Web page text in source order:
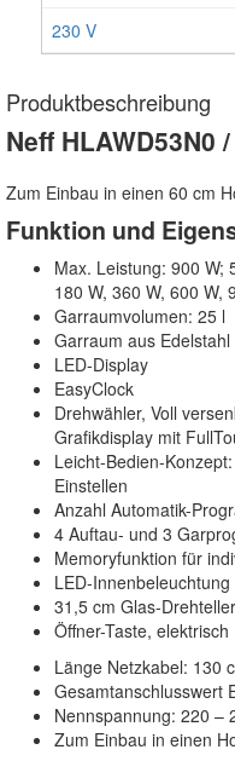
230 V
Produktbeschreibung
Neff HLAWD53N0
Zum Einbau in einen 60 cm
Funktion und
Max. Leistung: 900 W;
180 W, 360 W, 600 W,
Garraumvolumen: 25 l
Garraum aus Edelstahl
LED-Display
EasyClock
Drehwähler, Voll
Grafikdisplay mit
Leicht-Bedien-
Einstellen
Anzahl Automatik-
4 Auftau- und 3
Memoryfunktion für
LED-Innenbeleuchtung
31,5 cm Glas-Drehteller
Öffner-Taste, elektrisch
Länge Netzkabel: 130
Gesamtanschlusswert
Nennspannung: 220 –
Zum Einbau in einen